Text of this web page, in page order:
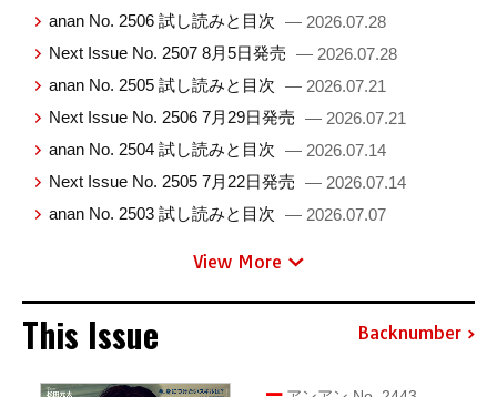
anan No. 2506 試し読みと目次 — 2026.07.28
Next Issue No. 2507 8月5日発売 — 2026.07.28
anan No. 2505 試し読みと目次 — 2026.07.21
Next Issue No. 2506 7月29日発売 — 2026.07.21
anan No. 2504 試し読みと目次 — 2026.07.14
Next Issue No. 2505 7月22日発売 — 2026.07.14
anan No. 2503 試し読みと目次 — 2026.07.07
View More
This Issue Backnumber